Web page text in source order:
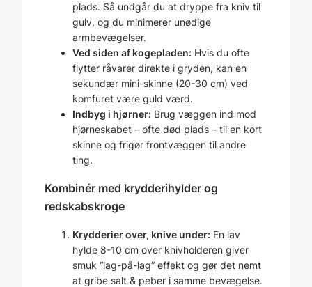
plads. Så undgår du at dryppe fra kniv til
gulv, og du minimerer unødige
armbevægelser.
Ved siden af kogepladen: Hvis du ofte
flytter råvarer direkte i gryden, kan en
sekundær mini-skinne (20-30 cm) ved
komfuret være guld værd.
Indbyg i hjørner: Brug væggen ind mod
hjørneskabet – ofte død plads – til en kort
skinne og frigør frontvæggen til andre
ting.
Kombinér med krydderihylder og
redskabskroge
Krydderier over, knive under: En lav
hylde 8-10 cm over knivholderen giver
smuk “lag-på-lag” effekt og gør det nemt
at gribe salt & peber i samme bevægelse.